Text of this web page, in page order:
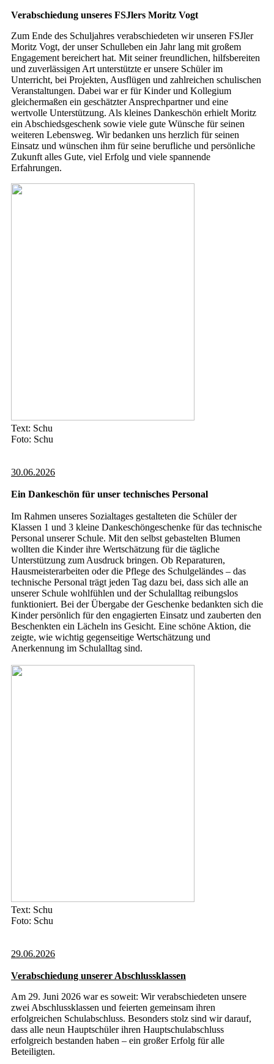
Verabschiedung unseres FSJlers Moritz Vogt
Zum Ende des Schuljahres verabschiedeten wir unseren FSJler
Moritz Vogt, der unser Schulleben ein Jahr lang mit großem
Engagement bereichert hat. Mit seiner freundlichen, hilfsbereiten
und zuverlässigen Art unterstützte er unsere Schüler im
Unterricht, bei Projekten, Ausflügen und zahlreichen schulischen
Veranstaltungen. Dabei war er für Kinder und Kollegium
gleichermaßen ein geschätzter Ansprechpartner und eine
wertvolle Unterstützung. Als kleines Dankeschön erhielt Moritz
ein Abschiedsgeschenk sowie viele gute Wünsche für seinen
weiteren Lebensweg. Wir bedanken uns herzlich für seinen
Einsatz und wünschen ihm für seine berufliche und persönliche
Zukunft alles Gute, viel Erfolg und viele spannende
Erfahrungen.
Text: Schu
Foto: Schu
30.06.2026
Ein Dankeschön für unser technisches Personal
Im Rahmen unseres Sozialtages gestalteten die Schüler der
Klassen 1 und 3 kleine Dankeschöngeschenke für das technische
Personal unserer Schule. Mit den selbst gebastelten Blumen
wollten die Kinder ihre Wertschätzung für die tägliche
Unterstützung zum Ausdruck bringen. Ob Reparaturen,
Hausmeisterarbeiten oder die Pflege des Schulgeländes – das
technische Personal trägt jeden Tag dazu bei, dass sich alle an
unserer Schule wohlfühlen und der Schulalltag reibungslos
funktioniert. Bei der Übergabe der Geschenke bedankten sich die
Kinder persönlich für den engagierten Einsatz und zauberten den
Beschenkten ein Lächeln ins Gesicht. Eine schöne Aktion, die
zeigte, wie wichtig gegenseitige Wertschätzung und
Anerkennung im Schulalltag sind.
Text: Schu
Foto: Schu
29.06.2026
Verabschiedung unserer Abschlussklassen
Am 29. Juni 2026 war es soweit: Wir verabschiedeten unsere
zwei Abschlussklassen und feierten gemeinsam ihren
erfolgreichen Schulabschluss. Besonders stolz sind wir darauf,
dass alle neun Hauptschüler ihren Hauptschulabschluss
erfolgreich bestanden haben – ein großer Erfolg für alle
Beteiligten.